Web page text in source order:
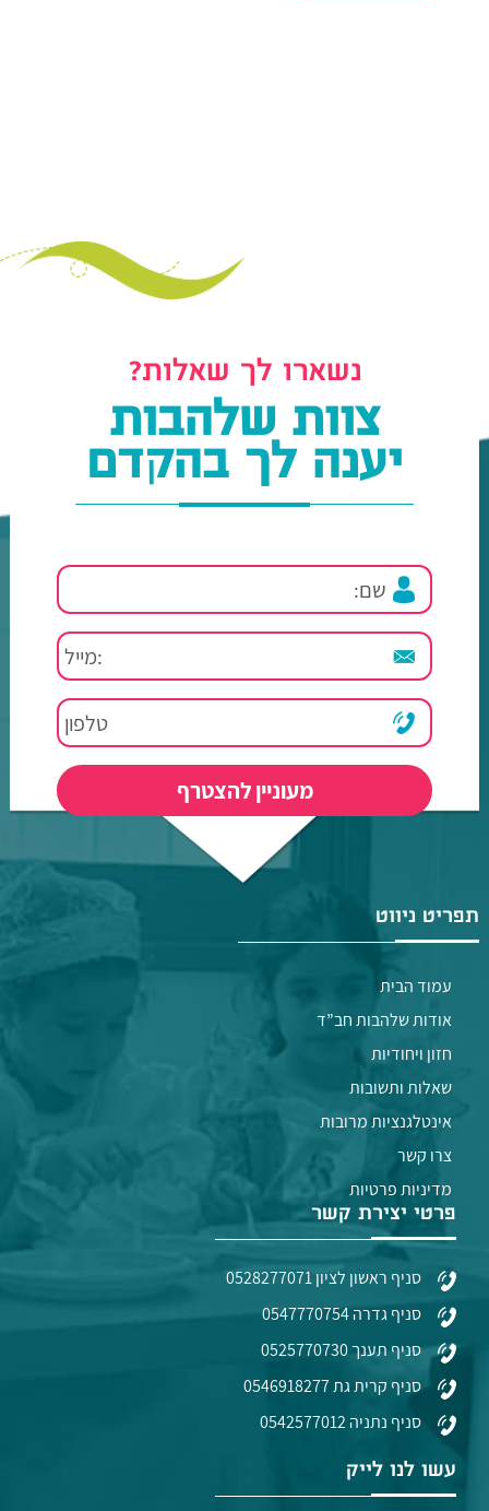
נשארו לך שאלות?
צוות שלהבות
יענה לך בהקדם
תפריט ניווט
עמוד הבית
אודות שלהבות חב”ד
חזון ויחודיות
שאלות ותשובות
אינטלגנציות מרובות
צרו קשר
מדיניות פרטיות
פרטי יצירת קשר
סניף ראשון לציון 0528277071
סניף גדרה 0547770754
סניף תענך 0525770730
סניף קרית גת 0546918277
סניף נתניה 0542577012
עשו לנו לייק